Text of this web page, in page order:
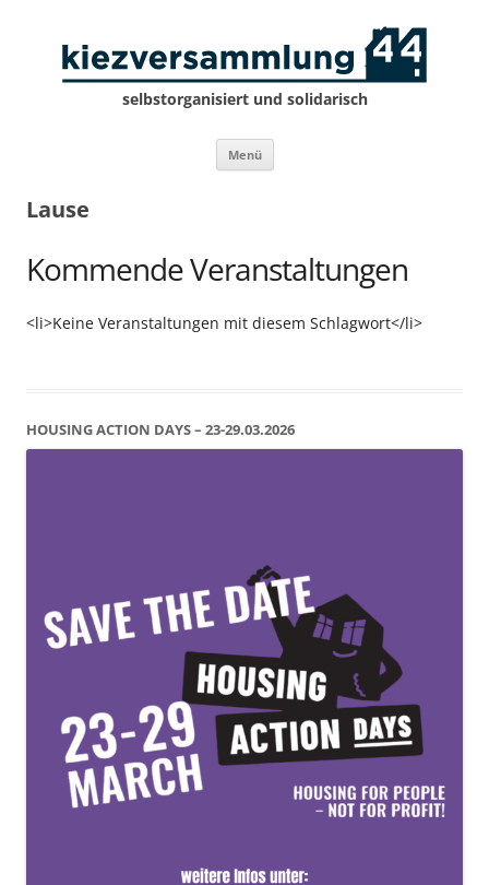
selbstorganisiert und solidarisch
Menü Zum
springen
Lause
Kommende Veranstaltungen
<li>Keine Veranstaltungen mit diesem Schlagwort</li>
HOUSING ACTION DAYS – 23-29.03.2026